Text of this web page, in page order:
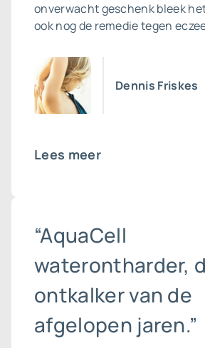
onverwacht geschenk bleek
ook nog de remedie tegen
Dennis Friskes
Lees meer
“AquaCell
waterontharder,
ontkalker van de
afgelopen jaren.”